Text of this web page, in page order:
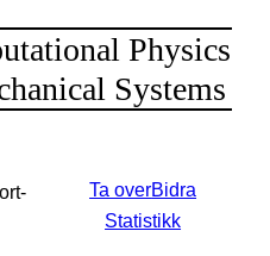
Physics
Systems
Ta overBidra
Statistikk